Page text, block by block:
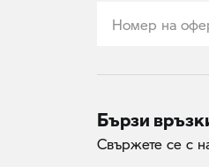
Бързи
Свържете се с